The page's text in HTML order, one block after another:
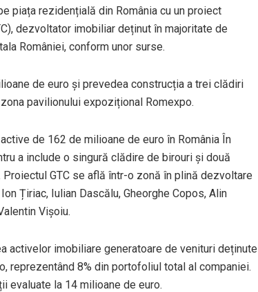
piața rezidențială din România cu un proiect
dezvoltator imobiliar deținut în majoritate de
României, conform unor surse.
de euro și prevedea construcția a trei clădiri
pavilionului expozițional Romexpo.
de 162 de milioane de euro în România În
a include o singură clădire de birouri și două
GTC se află într-o zonă în plină dezvoltare
Țiriac, Iulian Dascălu, Gheorghe Copos, Alin
Vișoiu.
activelor imobiliare generatoare de venituri deținute
reprezentând 8% din portofoliul total al companiei.
evaluate la 14 milioane de euro.